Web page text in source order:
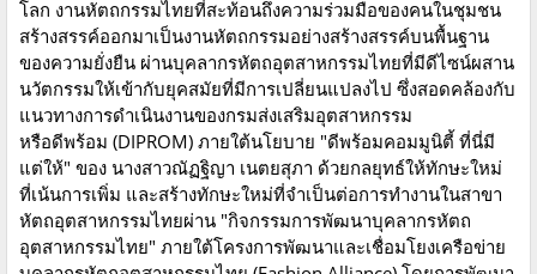
โลก งานหัตถกรรมไทยที่สะท้อนถึงความร่วมมือของคนในชุมชน
สร้างสรรค์ออกมาเป็นงานหัตถกรรมอย่างสร้างสรรค์บนพื้นฐาน
ของความยั่งยืน ผ่านบุคลากรหัตถอุตสาหกรรมไทยที่มีดีไซน์ผสาน
นวัตกรรมให้เข้ากับยุคสมัยที่มีการเปลี่ยนแปลงไป ซึ่งสอดคล้องกับ
แนวทางการดำเนินงานของกรมส่งเสริมอุตสาหกรรม
หรือดีพร้อม (DIPROM) ภายใต้นโยบาย "ดีพร้อมคอมมูนิตี้ ที่นี่มี
แต่ให้" ของ นางสาวณัฏฐิญา เนตยสุภา ด้วยกลยุทธ์ให้ทักษะใหม่
ที่เน้นการเพิ่ม และสร้างทักษะใหม่ที่จำเป็นต่อการทำงานในสาขา
หัตถอุตสาหกรรมไทยผ่าน "กิจกรรมการพัฒนาบุคลากรหัตถ
อุตสาหกรรมไทย" ภายใต้โครงการพัฒนาและเชื่อมโยงเครือข่าย